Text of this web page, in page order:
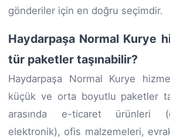
gönderiler için en doğru seçimdir.
Haydarpaşa Normal Kurye
tür paketler taşınabilir?
Haydarpaşa Normal Kurye
küçük ve orta boyutlu paketler
arasında e-ticaret ürünleri
elektronik), ofis malzemeleri,